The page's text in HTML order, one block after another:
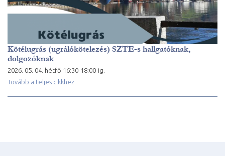
Kötélugrás (ugrálókötelezés) SZTE-s hallgatóknak,
dolgozóknak
2026. 05. 04. hétfő 16:30-18:00-ig.
Tovább a teljes cikkhez